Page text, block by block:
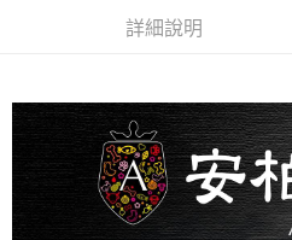
【「AFTEE先享後付」結帳流程】
１．於結帳方式選擇「AFTEE先享後付
結帳頁面，進行簡訊認證並確認金額後
２．訂單成立數日內，您將收到繳費通知
３．收到繳費通知簡訊後14天內，點擊
全家取貨付款_限重5KG
每筆NT$60，滿NT$999(含以上)免
付款後全家取貨_限重5KG
每筆NT$60，滿NT$999(含以上)免
詳細說明